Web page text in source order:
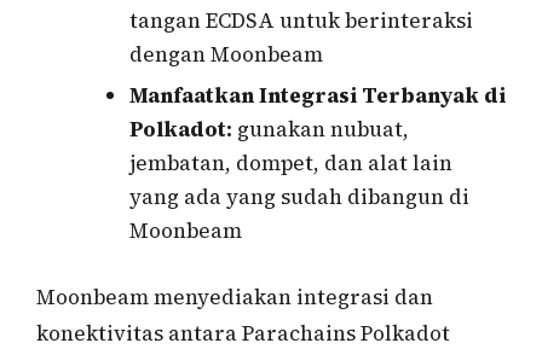
tangan ECDSA untuk berinteraksi
dengan Moonbeam
Manfaatkan Integrasi Terbanyak di
Polkadot: gunakan nubuat,
jembatan, dompet, dan alat lain
yang ada yang sudah dibangun di
Moonbeam
Moonbeam menyediakan integrasi dan
konektivitas antara Parachains Polkadot